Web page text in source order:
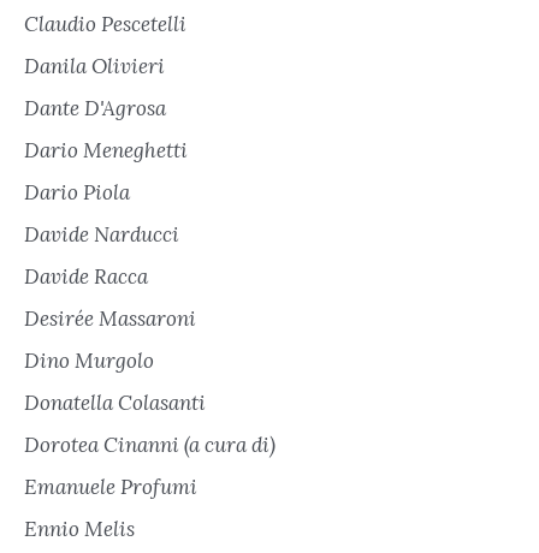
Claudio Pescetelli
Danila Olivieri
Dante D'Agrosa
Dario Meneghetti
Dario Piola
Davide Narducci
Davide Racca
Desirée Massaroni
Dino Murgolo
Donatella Colasanti
Dorotea Cinanni (a cura di)
Emanuele Profumi
Ennio Melis